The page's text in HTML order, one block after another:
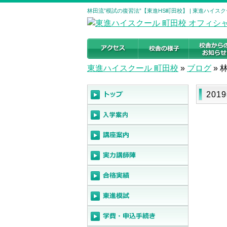
林田流”模試の復習法”【東進HS町田校】 | 東進ハイス
東進ハイスクール 町田校 » ブログ »